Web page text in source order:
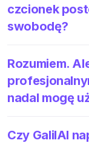
czcionek
swobodę?
Rozumiem.
nadal mogę
Czy GalilAI